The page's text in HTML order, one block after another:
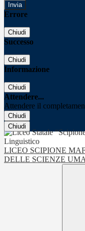
Errore
Chiudi
Successo
Chiudi
Informazione
Chiudi
Attendere...
Attendere il
Chiudi
Chiudi
LICEO SCIPIONE
DELLE SCIENZE